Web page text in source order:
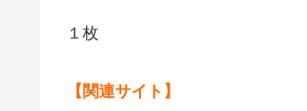
１枚
【関連サイト】